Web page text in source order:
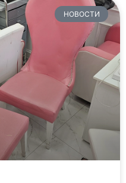
НОВОСТИ